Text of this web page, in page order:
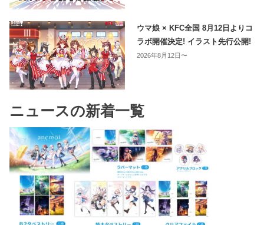
ウマ娘 × KFC全国 8月12日よりコ
ラボ開催決定! イラスト先行公開!
2026年8月12日〜
ニュースの新着一覧